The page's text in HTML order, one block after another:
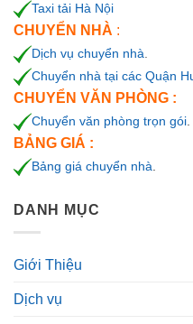
Taxi tải Hà Nội
CHUYỂN NHÀ :
Dịch vụ chuyển nhà
Chuyển nhà tại các Quận
CHUYỂN VĂN PHÒNG :
Chuyển văn phòng trọn gói
BẢNG GIÁ :
Bảng giá chuyển nhà
DANH MỤC
Giới Thiệu
Dịch vụ